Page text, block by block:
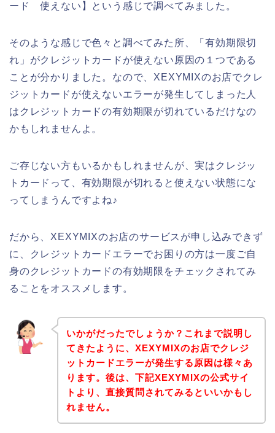
ード 使えない】という感じで調べてみました。
そのような感じで色々と調べてみた所、「有効期限切
れ」がクレジットカードが使えない原因の１つである
ことが分かりました。なので、XEXYMIXのお店でクレ
ジットカードが使えないエラーが発生してしまった人
はクレジットカードの有効期限が切れているだけなの
かもしれませんよ。
ご存じない方もいるかもしれませんが、実はクレジッ
トカードって、有効期限が切れると使えない状態にな
ってしまうんですよね♪
だから、XEXYMIXのお店のサービスが申し込みできず
に、クレジットカードエラーでお困りの方は一度ご自
身のクレジットカードの有効期限をチェックされてみ
ることをオススメします。
いかがだったでしょうか？これまで説明し
てきたように、XEXYMIXのお店でクレジ
ットカードエラーが発生する原因は様々あ
ります。後は、下記XEXYMIXの公式サイ
トより、直接質問されてみるといいかもし
れません。